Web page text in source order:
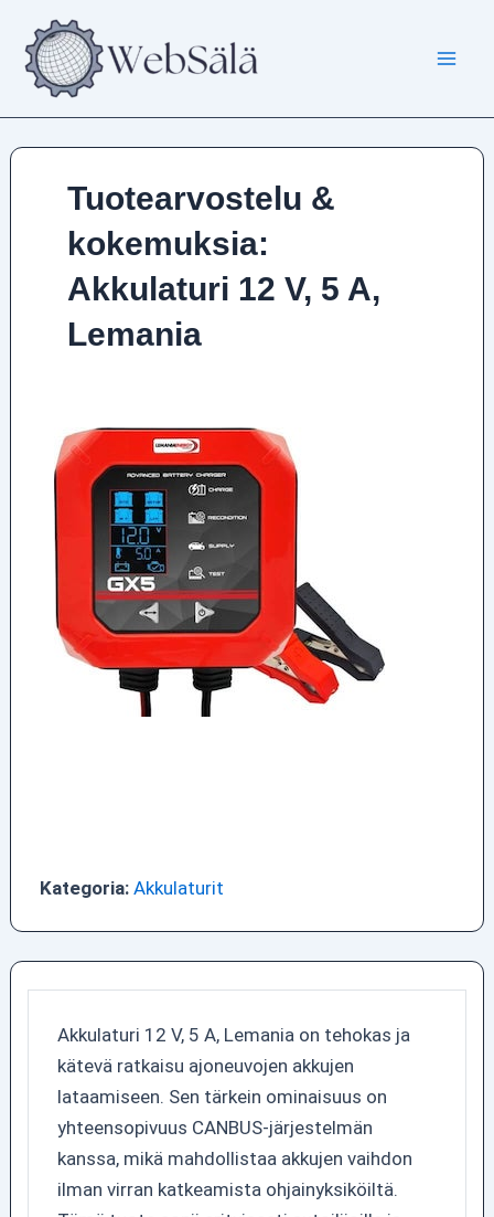
sisältöön
Tuotearvostelu &
kokemuksia:
Akkulaturi 12 V, 5 A,
Lemania
Kategoria: Akkulaturit
Akkulaturi 12 V, 5 A, Lemania on tehokas ja
kätevä ratkaisu ajoneuvojen akkujen
lataamiseen. Sen tärkein ominaisuus on
yhteensopivuus CANBUS-järjestelmän
kanssa, mikä mahdollistaa akkujen vaihdon
ilman virran katkeamista ohjainyksiköiltä.